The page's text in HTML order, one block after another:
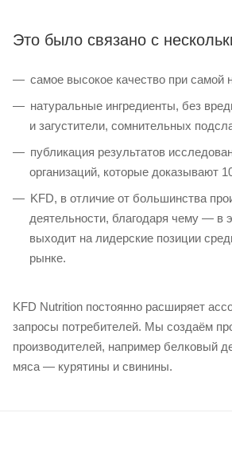
Это было связано с
самое высокое качество при самой
натуральные ингредиенты, без
и загустители, сомнительных
публикация результатов
организаций, которые доказывают
KFD, в отличие от большинства
деятельности, благодаря чему — в
выходит на лидерские позиции
рынке.
KFD Nutrition постоянно расширяет
запросы потребителей. Мы создаём
производителей, например белковый
мяса — курятины и свинины.